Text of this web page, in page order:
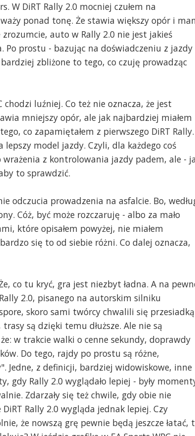
W DiRT Rally 2.0 mocniej czułem na
ponad tonę. Że stawia większy opór i
auto w Rally 2.0 nie jest jakieś
Po prostu - bazując na doświadczeniu z jazdy
bardziej zbliżone to tego, co czuję prowadząc
chodzi luźniej. Co też nie oznacza, że jest
mniejszy opór, ale jak najbardziej miałem
co zapamiętałem z pierwszego DiRT Rally.
lepszy model jazdy. Czyli, dla każdego coś
wrażenia z kontrolowania jazdy padem, ale -
to sprawdzić.
odczucia prowadzenia na asfalcie. Bo,
Cóż, być może rozczaruję - albo za mało
które opisałem powyżej, nie miałem
się to od siebie różni. Co dalej oznacza,
co tu kryć, gra jest niezbyt ładna. A na
2.0, pisanego na autorskim silniku
skoro sami twórcy chwalili się przesiadką
są dzięki temu dłuższe. Ale nie są
w trakcie walki o cenne sekundy, doprawdy
Do tego, rajdy po prostu są różne,
Jedne, z definicji, bardziej widowiskowe, inne
gdy Rally 2.0 wyglądało lepiej - były
Zdarzały się też chwile, gdy obie nie
Rally 2.0 wygląda jednak lepiej. Czy
że nowszą grę pewnie będą jeszcze łatać,